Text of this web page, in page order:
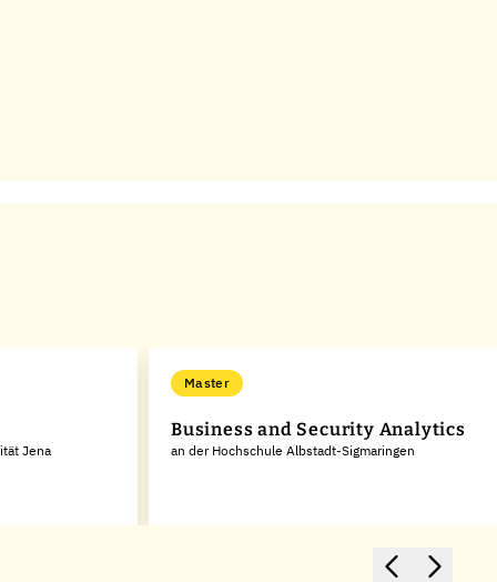
Jena
Master
Business and Security Analytics
an der Hochschule Albstadt-Sigmaringen